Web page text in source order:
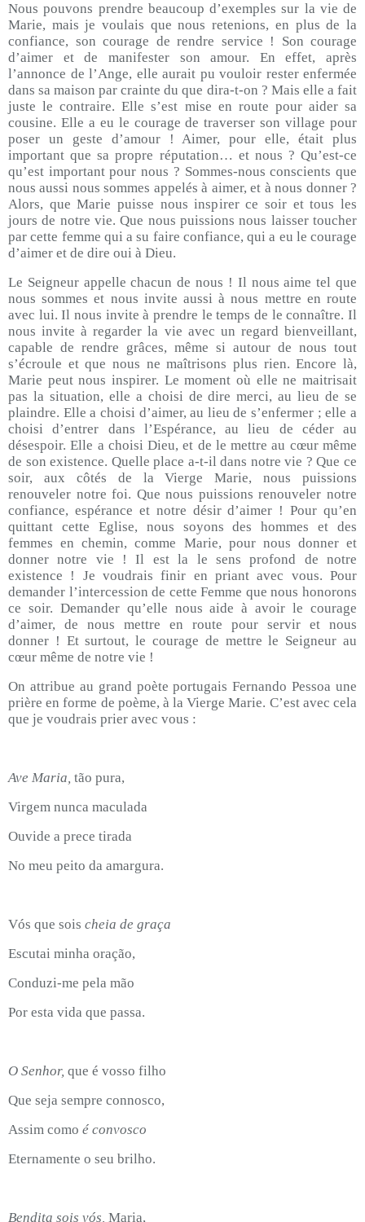
Nous pouvons prendre beaucoup d’exemples sur la vie de
Marie, mais je voulais que nous retenions, en plus de la
confiance, son courage de rendre service ! Son courage
d’aimer et de manifester son amour. En effet, après
l’annonce de l’Ange, elle aurait pu vouloir rester enfermée
dans sa maison par crainte du que dira-t-on ? Mais elle a fait
juste le contraire. Elle s’est mise en route pour aider sa
cousine. Elle a eu le courage de traverser son village pour
poser un geste d’amour ! Aimer, pour elle, était plus
important que sa propre réputation… et nous ? Qu’est-ce
qu’est important pour nous ? Sommes-nous conscients que
nous aussi nous sommes appelés à aimer, et à nous donner ?
Alors, que Marie puisse nous inspirer ce soir et tous les
jours de notre vie. Que nous puissions nous laisser toucher
par cette femme qui a su faire confiance, qui a eu le courage
d’aimer et de dire oui à Dieu.
Le Seigneur appelle chacun de nous ! Il nous aime tel que
nous sommes et nous invite aussi à nous mettre en route
avec lui. Il nous invite à prendre le temps de le connaître. Il
nous invite à regarder la vie avec un regard bienveillant,
capable de rendre grâces, même si autour de nous tout
s’écroule et que nous ne maîtrisons plus rien. Encore là,
Marie peut nous inspirer. Le moment où elle ne maitrisait
pas la situation, elle a choisi de dire merci, au lieu de se
plaindre. Elle a choisi d’aimer, au lieu de s’enfermer ; elle a
choisi d’entrer dans l’Espérance, au lieu de céder au
désespoir. Elle a choisi Dieu, et de le mettre au cœur même
de son existence. Quelle place a-t-il dans notre vie ? Que ce
soir, aux côtés de la Vierge Marie, nous puissions
renouveler notre foi. Que nous puissions renouveler notre
confiance, espérance et notre désir d’aimer ! Pour qu’en
quittant cette Eglise, nous soyons des hommes et des
femmes en chemin, comme Marie, pour nous donner et
donner notre vie ! Il est la le sens profond de notre
existence ! Je voudrais finir en priant avec vous. Pour
demander l’intercession de cette Femme que nous honorons
ce soir. Demander qu’elle nous aide à avoir le courage
d’aimer, de nous mettre en route pour servir et nous
donner ! Et surtout, le courage de mettre le Seigneur au
cœur même de notre vie !
On attribue au grand poète portugais Fernando Pessoa une
prière en forme de poème, à la Vierge Marie. C’est avec cela
que je voudrais prier avec vous :
Ave Maria, tão pura,
Virgem nunca maculada
Ouvide a prece tirada
No meu peito da amargura.
Vós que sois cheia de graça
Escutai minha oração,
Conduzi-me pela mão
Por esta vida que passa.
O Senhor, que é vosso filho
Que seja sempre connosco,
Assim como é convosco
Eternamente o seu brilho.
Bendita sois vós, Maria,